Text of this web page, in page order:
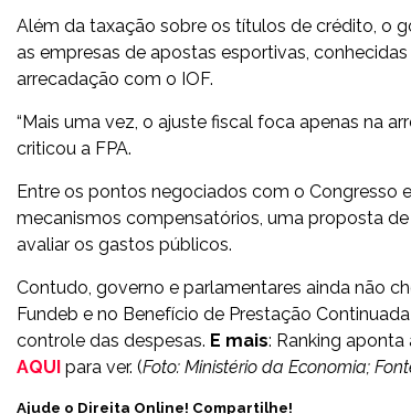
Além da taxação sobre os títulos de crédito, o
as empresas de apostas esportivas,
arrecadação com o IOF.
“Mais uma vez, o ajuste fiscal foca apenas na
criticou a FPA.
Entre os pontos negociados com o Congresso
mecanismos compensatórios, uma proposta
avaliar os gastos públicos.
Contudo, governo e parlamentares ainda não
Fundeb e no Benefício de Prestação
controle das despesas. E mais: Ranking
AQUI para ver. (Foto: Ministério da Economia;
Ajude o Direita Online! Compartilhe!